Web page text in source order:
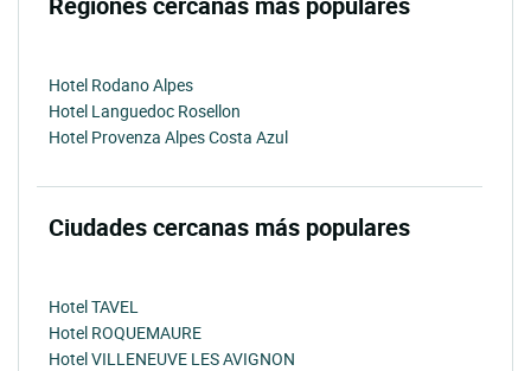
Hotel Rodano Alpes
Hotel Languedoc Rosellon
Hotel Provenza Alpes Costa Azul
Ciudades cercanas más populares
Hotel TAVEL
Hotel ROQUEMAURE
Hotel VILLENEUVE LES AVIGNON